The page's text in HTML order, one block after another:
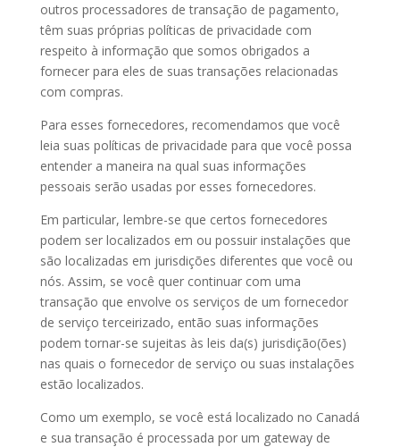
outros processadores de transação de pagamento,
têm suas próprias políticas de privacidade com
respeito à informação que somos obrigados a
fornecer para eles de suas transações relacionadas
com compras.
Para esses fornecedores, recomendamos que você
leia suas políticas de privacidade para que você possa
entender a maneira na qual suas informações
pessoais serão usadas por esses fornecedores.
Em particular, lembre-se que certos fornecedores
podem ser localizados em ou possuir instalações que
são localizadas em jurisdições diferentes que você ou
nós. Assim, se você quer continuar com uma
transação que envolve os serviços de um fornecedor
de serviço terceirizado, então suas informações
podem tornar-se sujeitas às leis da(s) jurisdição(ões)
nas quais o fornecedor de serviço ou suas instalações
estão localizados.
Como um exemplo, se você está localizado no Canadá
e sua transação é processada por um gateway de